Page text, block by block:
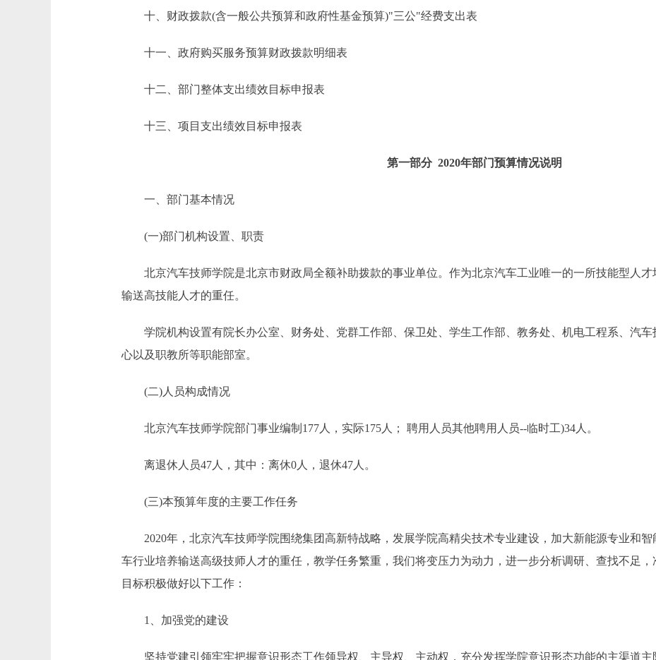
十、财政拨款(含一般公共预算和政府性基金预算)"三公"经费支出表
十一、政府购买服务预算财政拨款明细表
十二、部门整体支出绩效目标申报表
十三、项目支出绩效目标申报表
第一部分 2020年部门预算情况说明
一、部门基本情况
(一)部门机构设置、职责
北京汽车技师学院是北京市财政局全额补助拨款的事业单位。作为北京汽车工业唯一的一所技能型人才
输送高技能人才的重任。
学院机构设置有院长办公室、财务处、党群工作部、保卫处、学生工作部、教务处、机电工程系、汽车
心以及职教所等职能部室。
(二)人员构成情况
北京汽车技师学院部门事业编制177人，实际175人； 聘用人员其他聘用人员--临时工)34人。
离退休人员47人，其中：离休0人，退休47人。
(三)本预算年度的主要工作任务
2020年，北京汽车技师学院围绕集团高新特战略，发展学院高精尖技术专业建设，加大新能源专业和智
车行业培养输送高级技师人才的重任，教学任务繁重，我们将变压力为动力，进一步分析调研、查找不足
目标积极做好以下工作：
1、加强党的建设
坚持党建引领牢牢把握意识形态工作领导权、主导权、主动权，充分发挥学院意识形态功能的主渠道主